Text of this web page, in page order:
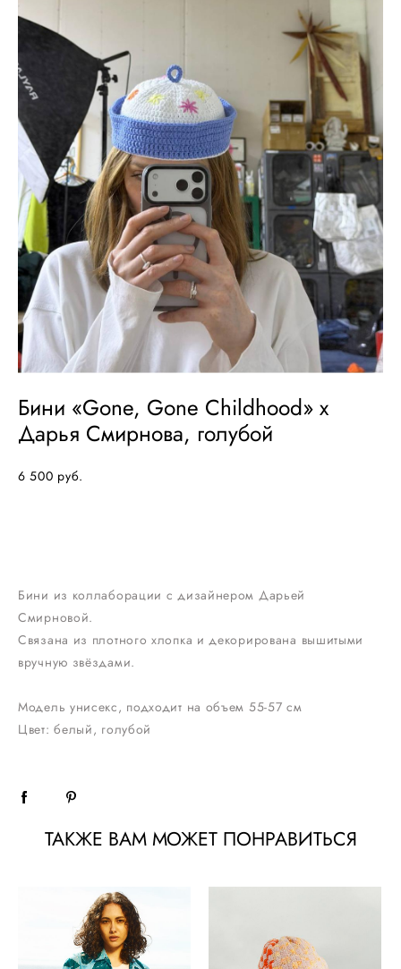
Бини «Gone, Gone Childhood» x
Дарья Смирнова, голубой
6 500 pуб.
Бини из коллаборации с дизайнером Дарьей
Смирновой.
Связана из плотного хлопка и декорирована вышитыми
вручную звёздами.
Модель унисекс, подходит на объем 55-57 см
Цвет: белый, голубой
ТАКЖЕ ВАМ МОЖЕТ ПОНРАВИТЬСЯ